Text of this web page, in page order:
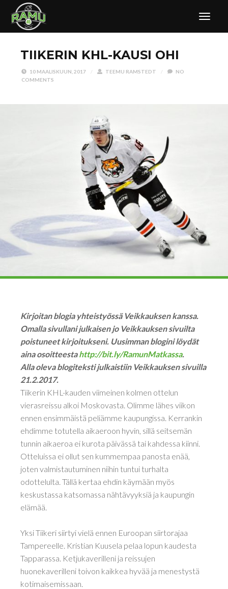
TIIKERIN KHL-KAUSI OHI
10 MAALISKUUN, 2017 / TEEMU RAMSTEDT /
NO
COMMENTS
Kirjoitan blogia yhteistyössä Veikkauksen kanssa.
Omalla sivullani julkaisen jo Veikkauksen sivuilta
poistuneet kirjoitukseni. Uusimman blogini löydät
aina osoitteestahttp://bit.ly/RamunMatkassa.
Alla oleva blogiteksti julkaistiin Veikkauksen sivuilla
21.2.2017.
Tiikerin KHL-kauden viimeinen kolmen ottelun
vierasreissu alkoi Moskovasta. Olimme lähes viikon
ennen ensimmäistä peliämme kaupungissa. Kerrankin
ehdimme totutella aikaeroon hyvin, sillä seitsemän
tunnin aikaeroa ei kurota päivässä tai kahdessa kiinni.
Otteluissa ei ollut sen kummempaa panosta enää,
joten valmistautuminen niihin tuntui turhalta
odottelulta. Tällä kertaa ehdin käymään myös
keskustassa katsomassa nähtävyyksiä ja kaupungin
elämää.
Yksi Tiikeri siirtyi vielä ennen Euroopan siirtorajaa
Tampereelle. Kristian Kuusela pelaa lopun kaudesta
Tapparassa. Ketjukaverilleni ja reissujen
huonekaverilleni toivon kaikkea hyvää ja menestystä
kotimaisemissaan.